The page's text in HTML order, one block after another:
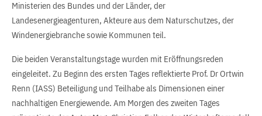
Ministerien des Bundes und der Länder, der
Landesenergieagenturen, Akteure aus dem Naturschutzes, der
Windenergiebranche sowie Kommunen teil.
Die beiden Veranstaltungstage wurden mit Eröffnungsreden
eingeleitet. Zu Beginn des ersten Tages reflektierte Prof. Dr Ortwin
Renn (IASS) Beteiligung und Teilhabe als Dimensionen einer
nachhaltigen Energiewende. Am Morgen des zweiten Tages